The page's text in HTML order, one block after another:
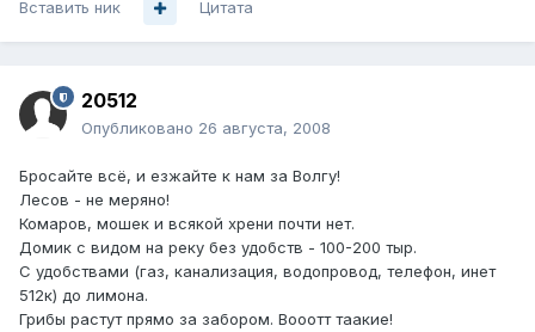
Вставить ник Цитата
20512
Опубликовано 26 августа, 2008
Бросайте всё, и езжайте к нам за Волгу!
Лесов - не меряно!
Комаров, мошек и всякой хрени почти нет.
Домик с видом на реку без удобств - 100-200 тыр.
С удобствами (газ, канализация, водопровод, телефон, инет
512к) до лимона.
Грибы растут прямо за забором. Вооотт таакие!